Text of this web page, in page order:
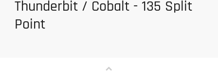
Thunderbit / Cobalt - 135 Split
Point